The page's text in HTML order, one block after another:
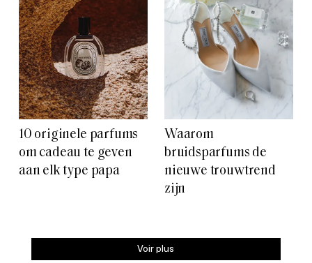
10 originele parfums
om cadeau te geven
aan elk type papa
Waarom
bruidsparfums de
nieuwe trouwtrend
zijn
Voir plus